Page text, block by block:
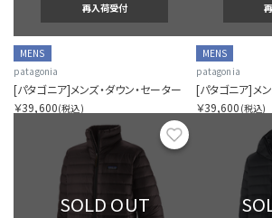
再入荷受付
MENS
patagonia
[パタゴニア]メンズ・ダウン・セーター
￥39,600(税込)
MENS
patagonia
[パタゴニア]メン
￥39,600 (税込)
お気に入り
SOLD OUT